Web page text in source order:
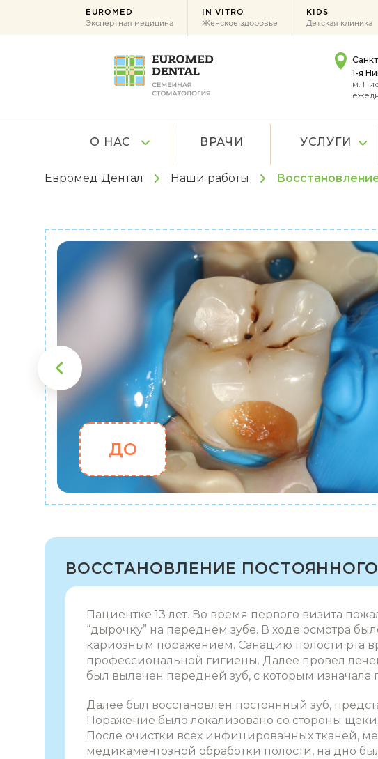
EUROMED
Экспертная медицина
IN VITRO
Женское здоровье
KIDS
Детская клиника
1-я
м.
О НАС ВРАЧИ УСЛУГИ
Евромед Дентал Наши работы
ДО
ВОССТАНОВЛЕНИЕ
Пациентке 13 лет. Во время первого визита
“дырочку” на переднем зубе. В ходе осмотра
кариозным поражением. Санацию полости рта
профессиональной гигиены. Далее провел
был вылечен передней зуб, с которым изначала
Далее был восстановлен постоянный зуб,
Поражение было локализовано со стороны щеки,
После очистки всех инфицированных тканей,
медикаментозной обработки полости, на дно